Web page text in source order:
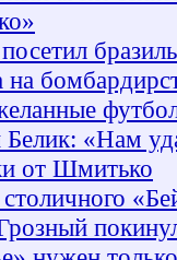
посетил
на
Белик: «Нам
от Шмитько